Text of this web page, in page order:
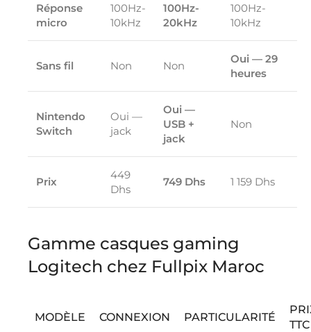
Réponse
micro
100Hz-
10kHz
100Hz-
20kHz
100Hz-
10kHz
Sans fil Non Non
Oui — 29
heures
Nintendo
Switch
Oui —
jack
Oui —
USB +
jack
Non
Prix
449
Dhs
749 Dhs 1 159 Dhs
Gamme casques gaming
Logitech chez Fullpix Maroc
MODÈLE CONNEXION PARTICULARITÉ
TTC